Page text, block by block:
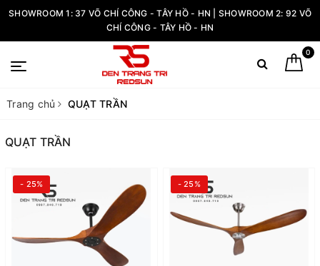
SHOWROOM 1: 37 VÕ CHÍ CÔNG - TÂY HỒ - HN | SHOWROOM 2: 92 VÕ
CHÍ CÔNG - TÂY HỒ - HN
0
Trang chủ QUẠT TRẦN
QUẠT TRẦN
- 25% - 25%